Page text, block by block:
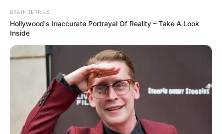
BRAINBERRIES
Hollywood's Inaccurate Portrayal Of Reality – Take A Look
Inside